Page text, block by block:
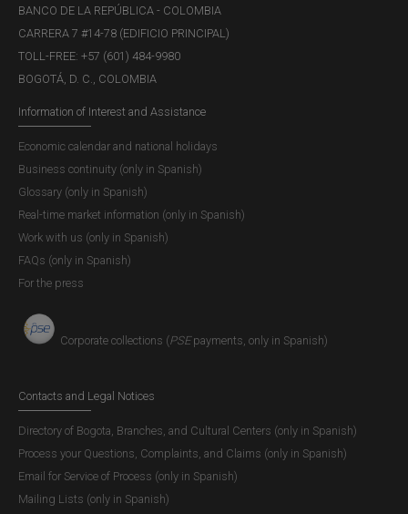
BANCO DE LA REPÚBLICA - COLOMBIA
CARRERA 7 #14-78 (EDIFICIO PRINCIPAL)
TOLL-FREE: +57 (601) 484-9980
BOGOTÁ, D. C., COLOMBIA
Information of Interest and Assistance
Economic calendar and national holidays
Business continuity (only in Spanish)
Glossary (only in Spanish)
Real-time market information (only in Spanish)
Work with us (only in Spanish)
FAQs (only in Spanish)
For the press
Corporate collections (PSEpayments, only in Spanish)
Contacts and Legal Notices
Directory of Bogota, Branches, and Cultural Centers (only in Spanish)
Process your Questions, Complaints, and Claims (only in Spanish)
Email for Service of Process (only in Spanish)
Mailing Lists (only in Spanish)